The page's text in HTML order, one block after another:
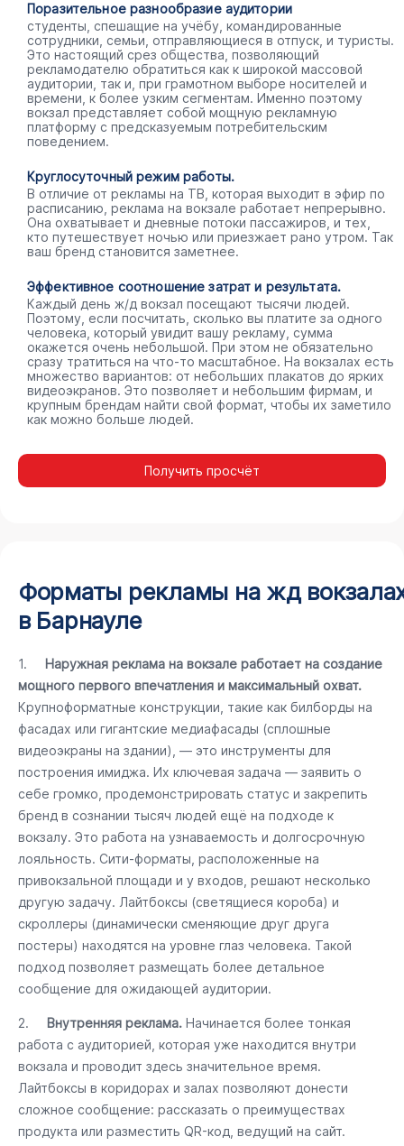
Поразительное разнообразие аудитории
студенты, спешащие на учёбу, командированные
сотрудники, семьи, отправляющиеся в отпуск, и туристы.
Это настоящий срез общества, позволяющий
рекламодателю обратиться как к широкой массовой
аудитории, так и, при грамотном выборе носителей и
времени, к более узким сегментам. Именно поэтому
вокзал представляет собой мощную рекламную
платформу с предсказуемым потребительским
поведением.
Круглосуточный режим работы.
В отличие от рекламы на ТВ, которая выходит в эфир по
расписанию, реклама на вокзале работает непрерывно.
Она охватывает и дневные потоки пассажиров, и тех,
кто путешествует ночью или приезжает рано утром. Так
ваш бренд становится заметнее.
Эффективное соотношение затрат и результата.
Каждый день ж/д вокзал посещают тысячи людей.
Поэтому, если посчитать, сколько вы платите за одного
человека, который увидит вашу рекламу, сумма
окажется очень небольшой. При этом не обязательно
сразу тратиться на что-то масштабное. На вокзалах есть
множество вариантов: от небольших плакатов до ярких
видеоэкранов. Это позволяет и небольшим фирмам, и
крупным брендам найти свой формат, чтобы их заметило
как можно больше людей.
Получить просчёт
Форматы рекламы на жд
в Барнауле
1. Наружная реклама на вокзале работает на создание
мощного первого впечатления и максимальный охват.
Крупноформатные конструкции, такие как билборды на
фасадах или гигантские медиафасады (сплошные
видеоэкраны на здании), — это инструменты для
построения имиджа. Их ключевая задача — заявить о
себе громко, продемонстрировать статус и закрепить
бренд в сознании тысяч людей ещё на подходе к
вокзалу. Это работа на узнаваемость и долгосрочную
лояльность. Сити-форматы, расположенные на
привокзальной площади и у входов, решают несколько
другую задачу. Лайтбоксы (светящиеся короба) и
скроллеры (динамически сменяющие друг друга
постеры) находятся на уровне глаз человека. Такой
подход позволяет размещать более детальное
сообщение для ожидающей аудитории.
2. Внутренняя реклама. Начинается более тонкая
работа с аудиторией, которая уже находится внутри
вокзала и проводит здесь значительное время.
Лайтбоксы в коридорах и залах позволяют донести
сложное сообщение: рассказать о преимуществах
продукта или разместить QR-код, ведущий на сайт.